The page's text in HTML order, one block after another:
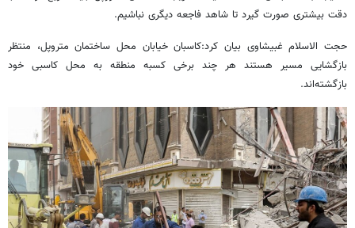
دقت بیشتری صورت گیرد تا شاهد فاجعه دیگری نباشیم.
حجت الاسلام غبیشاوی بیان کرد:کاسبان خیابان محل ساختمان متروپل، منتظر
بازگشایی مسیر هستند هر چند برخی کسبه منطقه به محل کاسبی خود
بازگشته‌اند.